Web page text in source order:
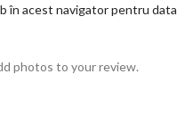
în acest navigator pentru data
photos to your review.